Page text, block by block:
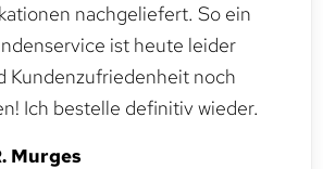
nachgeliefert. So ein
ist heute leider
Kundenzufriedenheit noch
Ich bestelle definitiv wieder.
Murges